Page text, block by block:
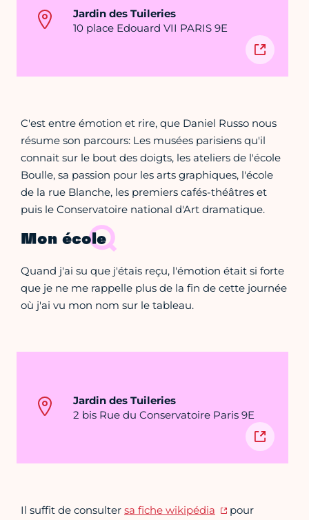
Jardin des Tuileries
10 place Edouard VII PARIS 9E
C'est entre émotion et rire, que Daniel Russo nous
résume son parcours: Les musées parisiens qu'il
connait sur le bout des doigts, les ateliers de l'école
Boulle, sa passion pour les arts graphiques, l'école
de la rue Blanche, les premiers cafés-théâtres et
puis le Conservatoire national d'Art dramatique.
Mon école
Quand j'ai su que j'étais reçu, l'émotion était si forte
que je ne me rappelle plus de la fin de cette journée
où j'ai vu mon nom sur le tableau.
Jardin des Tuileries
2 bis Rue du Conservatoire Paris 9E
Il suffit de consulter sa fiche wikipédia
pour